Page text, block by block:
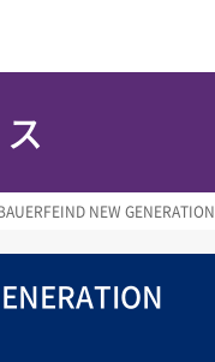
NEW GENERATION